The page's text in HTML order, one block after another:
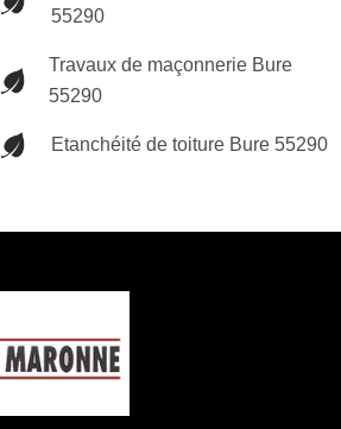
55290
Travaux de maçonnerie Bure
55290
Etanchéité de toiture Bure 55290